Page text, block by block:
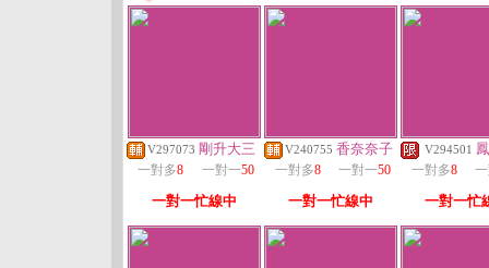
V297073 剛升大三
一對多8 一對一50
一對一忙線中
V240755 香奈奈子
一對多8 一對一50
一對一忙線中
V294501
一對多8
一對一忙